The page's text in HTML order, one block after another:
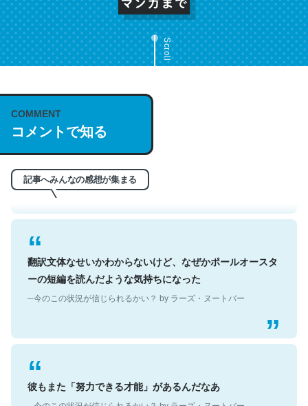
Scroll
COMMENT
コメントで知る
記事へみんなの感想が集まる
これは名文。彼はとてもクレバーなんだろうなと凄く思
う。英語少しでも読める人は原文もお勧め。自分はこの流
れ好き。Let’s Fucking Go. Then Covid hit. Shit.
─今のこの状況が信じられるかい？ by ラーズ・ヌートバー
翻訳文体なせいかわからないけど、なぜかポールオースタ
ーの短編を読んだような気持ちになった
─今のこの状況が信じられるかい？ by ラーズ・ヌートバー
彼もまた「努力できる才能」があるんだなあ
─今のこの状況が信じられるかい？ by ラーズ・ヌートバー